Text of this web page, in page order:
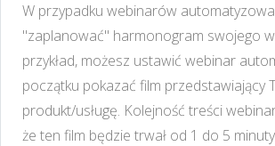
W przypadku webinarów
"zaplanować" harmonogram swojego
przykład, możesz ustawić webinar
początku pokazać film przedstawiający
produkt/usługę. Kolejność treści
że ten film będzie trwał od 1 do 5